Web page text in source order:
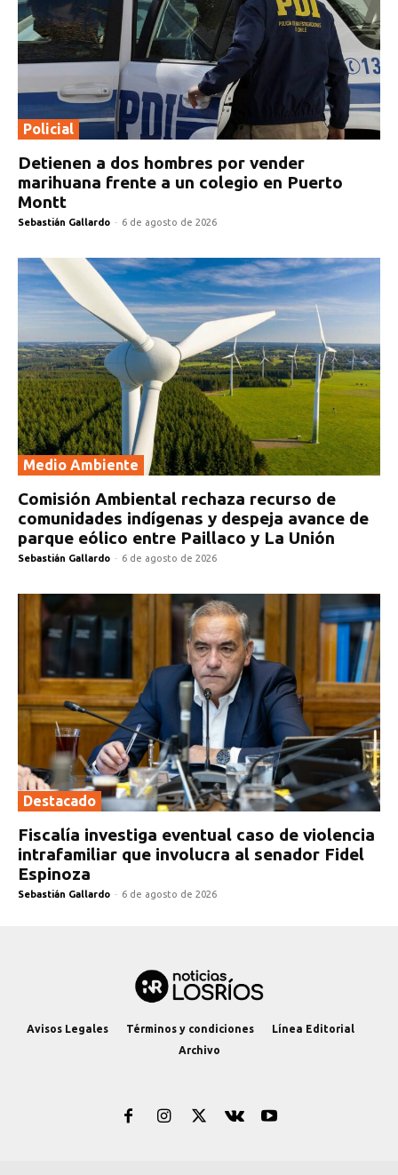
Policial
Detienen a dos hombres por vender
marihuana frente a un colegio en Puerto
Montt
Sebastián Gallardo - 6 de agosto de 2026
Medio Ambiente
Comisión Ambiental rechaza recurso de
comunidades indígenas y despeja avance de
parque eólico entre Paillaco y La Unión
Sebastián Gallardo - 6 de agosto de 2026
Destacado
Fiscalía investiga eventual caso de violencia
intrafamiliar que involucra al senador Fidel
Espinoza
Sebastián Gallardo - 6 de agosto de 2026
Avisos Legales Términos y condiciones
Línea Editorial
Archivo